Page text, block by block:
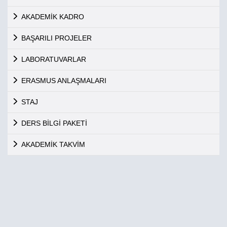
AKADEMİK KADRO
BAŞARILI PROJELER
LABORATUVARLAR
ERASMUS ANLAŞMALARI
STAJ
DERS BİLGİ PAKETİ
AKADEMİK TAKVİM